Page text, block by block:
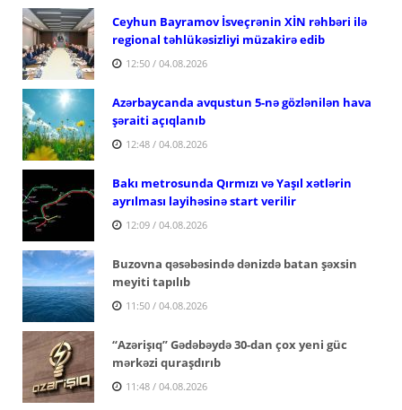
Ceyhun Bayramov İsveçrənin XİN rəhbəri ilə
regional təhlükəsizliyi müzakirə edib
12:50 / 04.08.2026
Azərbaycanda avqustun 5-nə gözlənilən hava
şəraiti açıqlanıb
12:48 / 04.08.2026
Bakı metrosunda Qırmızı və Yaşıl xətlərin
ayrılması layihəsinə start verilir
12:09 / 04.08.2026
Buzovna qəsəbəsində dənizdə batan şəxsin
meyiti tapılıb
11:50 / 04.08.2026
“Azərişıq” Gədəbəydə 30-dan çox yeni güc
mərkəzi quraşdırıb
11:48 / 04.08.2026